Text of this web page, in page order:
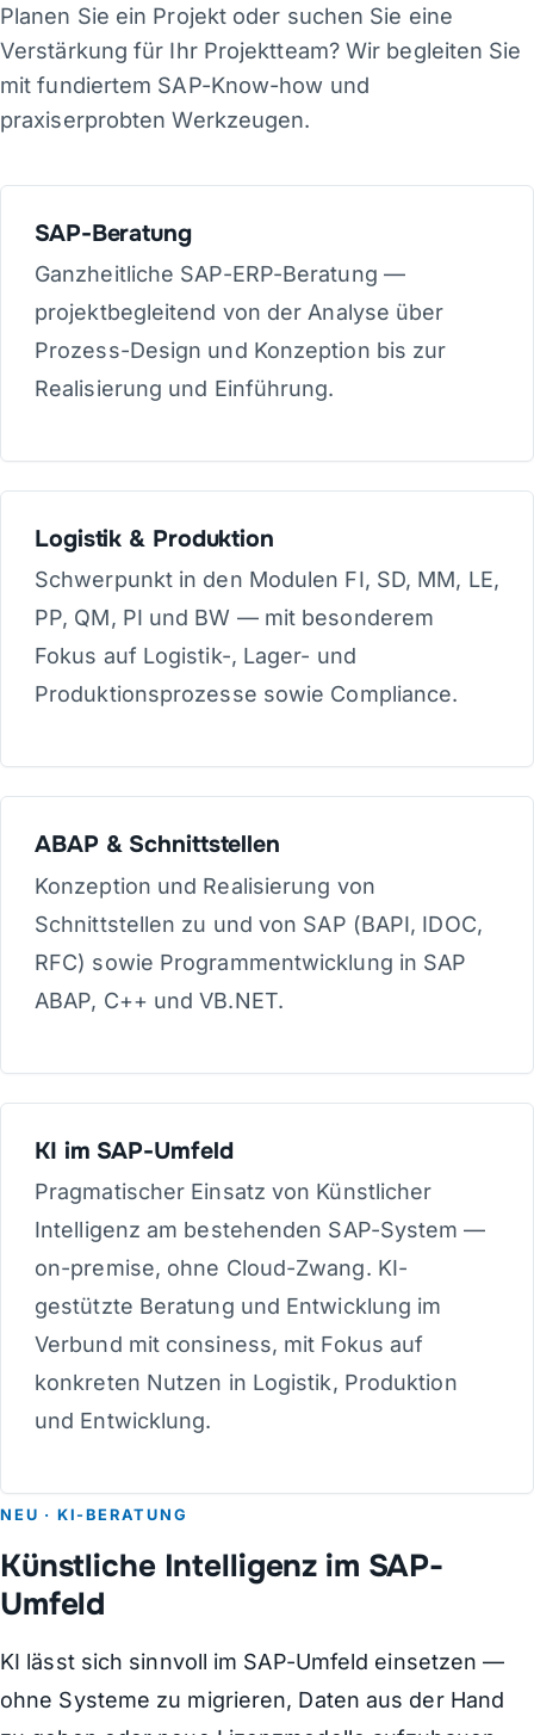
Planen Sie ein Projekt oder suchen Sie eine
Verstärkung für Ihr Projektteam? Wir begleiten Sie
mit fundiertem SAP-Know-how und
praxiserprobten Werkzeugen.
SAP-Beratung
Ganzheitliche SAP-ERP-Beratung —
projektbegleitend von der Analyse über
Prozess-Design und Konzeption bis zur
Realisierung und Einführung.
Logistik & Produktion
Schwerpunkt in den Modulen FI, SD, MM, LE,
PP, QM, PI und BW — mit besonderem
Fokus auf Logistik-, Lager- und
Produktionsprozesse sowie Compliance.
ABAP & Schnittstellen
Konzeption und Realisierung von
Schnittstellen zu und von SAP (BAPI, IDOC,
RFC) sowie Programmentwicklung in SAP
ABAP, C++ und VB.NET.
KI im SAP-Umfeld
Pragmatischer Einsatz von Künstlicher
Intelligenz am bestehenden SAP-System —
on-premise, ohne Cloud-Zwang. KI-
gestützte Beratung und Entwicklung im
Verbund mit consiness, mit Fokus auf
konkreten Nutzen in Logistik, Produktion
und Entwicklung.
NEU · KI-BERATUNG
Künstliche Intelligenz im SAP-
Umfeld
KI lässt sich sinnvoll im SAP-Umfeld einsetzen —
ohne Systeme zu migrieren, Daten aus der Hand